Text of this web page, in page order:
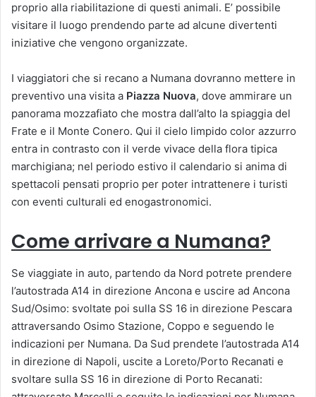
proprio alla riabilitazione di questi animali. E’ possibile
visitare il luogo prendendo parte ad alcune divertenti
iniziative che vengono organizzate.
I viaggiatori che si recano a Numana dovranno mettere in
preventivo una visita a Piazza Nuova, dove ammirare un
panorama mozzafiato che mostra dall’alto la spiaggia del
Frate e il Monte Conero. Qui il cielo limpido color azzurro
entra in contrasto con il verde vivace della flora tipica
marchigiana; nel periodo estivo il calendario si anima di
spettacoli pensati proprio per poter intrattenere i turisti
con eventi culturali ed enogastronomici.
Come arrivare a Numana?
Se viaggiate in auto, partendo da Nord potrete prendere
l’autostrada A14 in direzione Ancona e uscire ad Ancona
Sud/Osimo: svoltate poi sulla SS 16 in direzione Pescara
attraversando Osimo Stazione, Coppo e seguendo le
indicazioni per Numana. Da Sud prendete l’autostrada A14
in direzione di Napoli, uscite a Loreto/Porto Recanati e
svoltare sulla SS 16 in direzione di Porto Recanati: